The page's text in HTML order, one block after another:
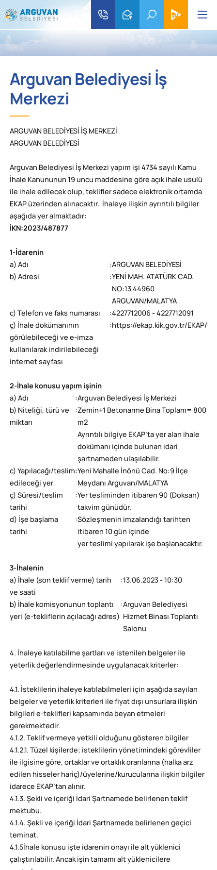
Arguvan Belediyesi İş
Merkezi
ARGUVAN BELEDİYESİ İŞ MERKEZİ
ARGUVAN BELEDİYESİ
Arguvan Belediyesi İş Merkezi yapım işi 4734 sayılı Kamu
İhale Kanununun 19 uncu maddesine göre açık ihale usulü
ile ihale edilecek olup, teklifler sadece elektronik ortamda
EKAP üzerinden alınacaktır. İhaleye ilişkin ayrıntılı bilgiler
aşağıda yer almaktadır:
İKN :2023/487877
1-İdarenin
a) Adı
:ARGUVAN BELEDİYESİ
b) Adresi
: YENİ MAH. ATATÜRK CAD.
NO:13 44960
ARGUVAN/MALATYA
c) Telefon ve faks numarası
:4227712006 - 4227712091
ç) İhale dokümanının
görülebileceği ve e-imza
kullanılarak indirilebileceği
internet sayfası
: https://ekap.kik.gov.tr/EKAP/
2-İhale konusu yapım işinin
a) Adı
:Arguvan Belediyesi İş Merkezi
b) Niteliği, türü ve
miktarı
:Zemin+1 Betonarme Bina Toplam= 800
m2
Ayrıntılı bilgiye EKAP’ta yer alan ihale
dokümanı içinde bulunan idari
şartnameden ulaşılabilir.
c) Yapılacağı/teslim
edileceği yer
: Yeni Mahalle İnönü Cad. No:9 İlçe
Meydanı Arguvan/MALATYA
ç) Süresi/teslim
tarihi
: Yer tesliminden itibaren 90 (Doksan)
takvim günüdür.
d) İşe başlama
tarihi
:Sözleşmenin imzalandığı tarihten
itibaren 10 gün içinde
yer teslimi yapılarak işe başlanacaktır.
3-İhalenin
a) İhale (son teklif verme) tarih
ve saati
:13.06.2023 - 10:30
b) İhale komisyonunun toplantı
yeri (e-tekliflerin açılacağı adres)
:Arguvan Belediyesi
Hizmet Binası Toplantı
Salonu
4. İhaleye katılabilme şartları ve istenilen belgeler ile
yeterlik değerlendirmesinde uygulanacak kriterler:
4.1. İsteklilerin ihaleye katılabilmeleri için aşağıda sayılan
belgeler ve yeterlik kriterleri ile fiyat dışı unsurlara ilişkin
bilgileri e-teklifleri kapsamında beyan etmeleri
gerekmektedir.
4.1.2. Teklif vermeye yetkili olduğunu gösteren bilgiler
4.1.2.1. Tüzel kişilerde; isteklilerin yönetimindeki görevliler
ile ilgisine göre, ortaklar ve ortaklık oranlarına (halka arz
edilen hisseler hariç)/üyelerine/kurucularına ilişkin bilgiler
idarece EKAP’tan alınır.
4.1.3. Şekli ve içeriği İdari Şartnamede belirlenen teklif
mektubu.
4.1.4. Şekli ve içeriği İdari Şartnamede belirlenen geçici
teminat.
4.1.5İhale konusu işte idarenin onayı ile alt yüklenici
çalıştırılabilir. Ancak işin tamamı alt yüklenicilere